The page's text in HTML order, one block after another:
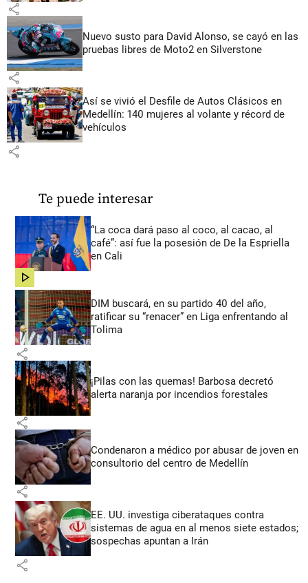
share
Nuevo susto para David Alonso, se cayó en las
pruebas libres de Moto2 en Silverstone
share
Así se vivió el Desfile de Autos Clásicos en
Medellín: 140 mujeres al volante y récord de
vehículos
share
Te puede interesar
“La coca dará paso al coco, al cacao, al
café”: así fue la posesión de De la Espriella
en Cali
share
DIM buscará, en su partido 40 del año,
ratificar su “renacer” en Liga enfrentando al
Tolima
share
¡Pilas con las quemas! Barbosa decretó
alerta naranja por incendios forestales
share
Condenaron a médico por abusar de joven en
consultorio del centro de Medellín
share
EE. UU. investiga ciberataques contra
sistemas de agua en al menos siete estados;
sospechas apuntan a Irán
share